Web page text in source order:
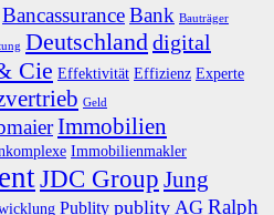
BancassuranceBank Bauträger
Deutschland digital
Cie Effektivität Effizienz Experte
Geld
Immobilien
Immobilienmakler
JDC Group Jung
Publity publity AG Ralph